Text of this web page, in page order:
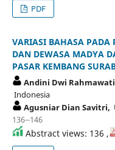
PDF
VARIASI BAHASA PADA
DAN DEWASA MADYA
PASAR KEMBANG
Andini Dwi
Indonesia
Agusniar Dian Savitri,
136--146
Abstract views: 136 ,